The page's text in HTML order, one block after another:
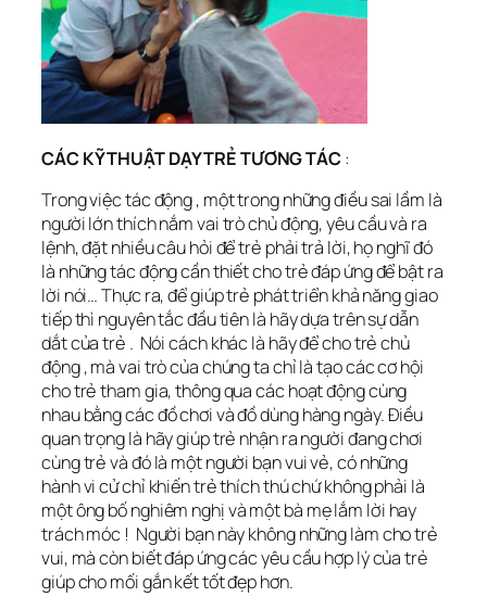
CÁC KỸ THUẬT DẠY TRẺ TƯƠNG TÁC:
Trong việc tác động , một trong những điều sai lầm là
người lớn thích nắm vai trò chủ động, yêu cầu và ra
lệnh, đặt nhiều câu hỏi để trẻ phải trả lời, họ nghĩ đó
là những tác động cần thiết cho trẻ đáp ứng để bật ra
lời nói… Thực ra, để giúp trẻ phát triển khả năng giao
tiếp thì nguyên tắc đầu tiên là hãy dựa trên sự dẫn
dắt của trẻ . Nói cách khác là hãy để cho trẻ chủ
động , mà vai trò của chúng ta chỉ là tạo các cơ hội
cho trẻ tham gia, thông qua các hoạt động cùng
nhau bằng các đồ chơi và đồ dùng hàng ngày. Điều
quan trọng là hãy giúp trẻ nhận ra người đang chơi
cùng trẻ và đó là một người bạn vui vẻ, có những
hành vi cử chỉ khiến trẻ thích thú chứ không phải là
một ông bố nghiêm nghị và một bà mẹ lắm lời hay
trách móc ! Người bạn này không những làm cho trẻ
vui, mà còn biết đáp ứng các yêu cầu hợp lý của trẻ
giúp cho mối gắn kết tốt đẹp hơn.